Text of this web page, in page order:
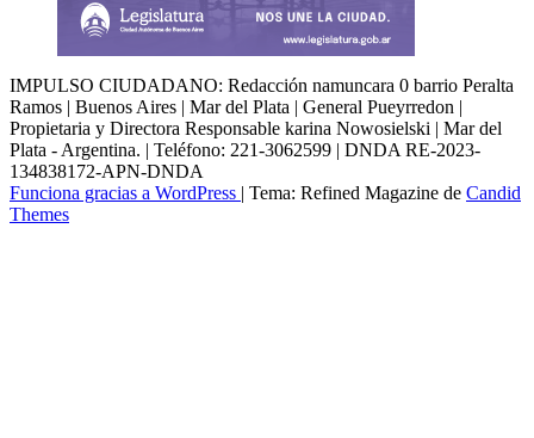
IMPULSO CIUDADANO: Redacción namuncara 0 barrio Peralta
Ramos | Buenos Aires | Mar del Plata | General Pueyrredon |
Propietaria y Directora Responsable karina Nowosielski | Mar del
Plata - Argentina. | Teléfono: 221-3062599 | DNDA RE-2023-
134838172-APN-DNDA
Funciona gracias a WordPress | Tema: Refined Magazine de Candid
Themes